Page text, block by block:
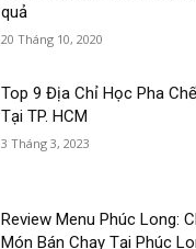
quả
20 Tháng 10, 2020
Top 9 Địa Chỉ Học Pha
Tại TP. HCM
3 Tháng 3, 2023
Review Menu Phúc Long:
Món Bán Chạy Tại Phúc